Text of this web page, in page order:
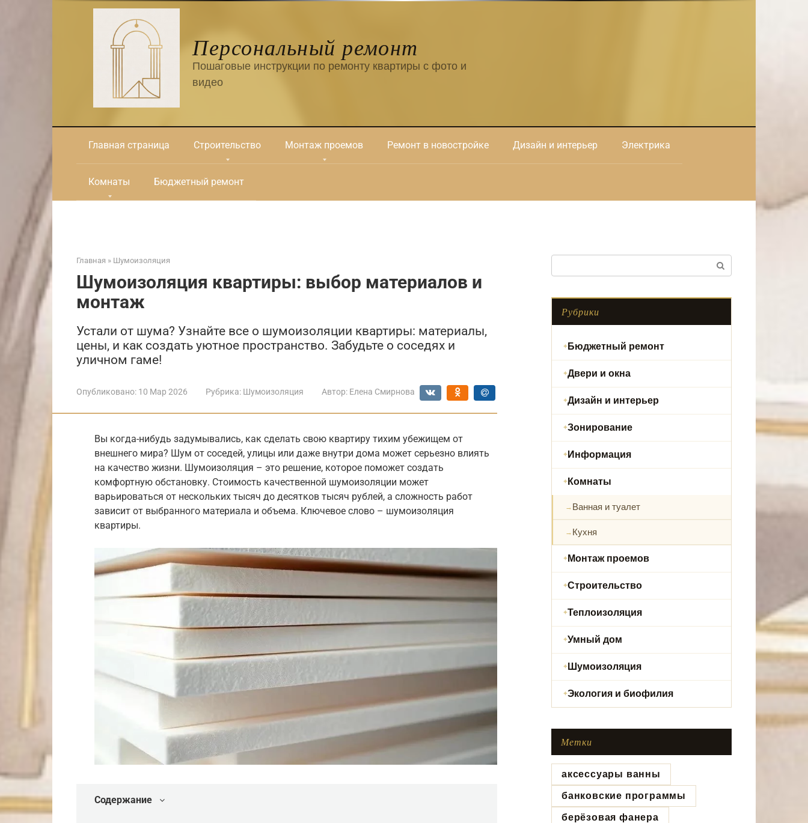
Персональный ремонт
Пошаговые инструкции по ремонту квартиры с фото и
видео
Главная страница Строительство Монтаж проемов Ремонт в новостройке Дизайн и интерьер Электрика
Комнаты Бюджетный ремонт
Главная » Шумоизоляция
Шумоизоляция квартиры: выбор материалов и
монтаж
Устали от шума? Узнайте все о шумоизоляции квартиры: материалы,
цены, и как создать уютное пространство. Забудьте о соседях и
уличном гаме!
Опубликовано: 10 Мар 2026 Рубрика: Шумоизоляция Автор: Елена Смирнова
Вы когда-нибудь задумывались, как сделать свою квартиру тихим убежищем от
внешнего мира? Шум от соседей, улицы или даже внутри дома может серьезно влиять
на качество жизни. Шумоизоляция – это решение, которое поможет создать
комфортную обстановку. Стоимость качественной шумоизоляции может
варьироваться от нескольких тысяч до десятков тысяч рублей, а сложность работ
зависит от выбранного материала и объема. Ключевое слово – шумоизоляция
квартиры.
Содержание
Рубрики
Бюджетный ремонт
Двери и окна
Дизайн и интерьер
Зонирование
Информация
Комнаты
Ванная и туалет
Кухня
Монтаж проемов
Строительство
Теплоизоляция
Умный дом
Шумоизоляция
Экология и биофилия
Метки
аксессуары ванны
банковские программы
берёзовая фанера